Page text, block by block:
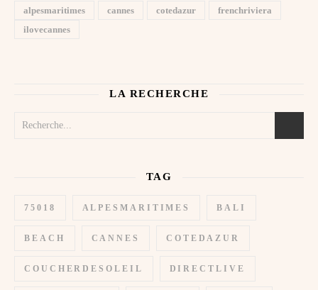
alpesmaritimes cannes cotedazur
frenchriviera
ilovecannes
LA RECHERCHE
TAG
75018 ALPESMARITIMES BALI
BEACH CANNES COTEDAZUR
COUCHERDESOLEIL DIRECTLIVE